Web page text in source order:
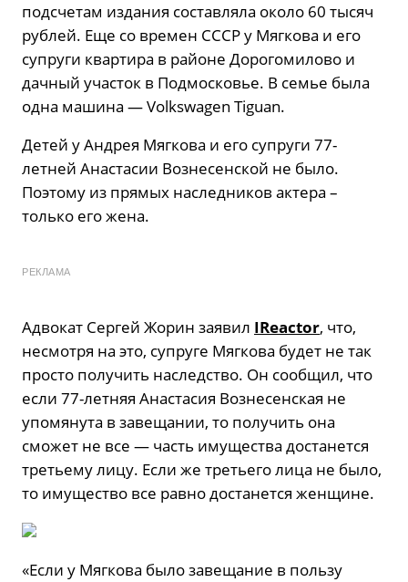
подсчетам издания составляла около 60 тысяч
рублей. Еще со времен СССР у Мягкова и его
супруги квартира в районе Дорогомилово и
дачный участок в Подмосковье. В семье была
одна машина — Volkswagen Tiguan.
Детей у Андрея Мягкова и его супруги 77-
летней Анастасии Вознесенской не было.
Поэтому из прямых наследников актера –
только его жена.
РЕКЛАМА
Адвокат Сергей Жорин заявил IReactor, что,
несмотря на это, супруге Мягкова будет не так
просто получить наследство. Он сообщил, что
если 77-летняя Анастасия Вознесенская не
упомянута в завещании, то получить она
сможет не все — часть имущества достанется
третьему лицу. Если же третьего лица не было,
то имущество все равно достанется женщине.
«Если у Мягкова было завещание в пользу